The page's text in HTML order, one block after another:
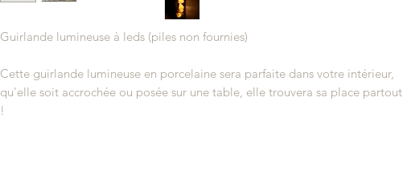
Guirlande lumineuse à leds (piles non fournies)
Cette guirlande lumineuse en porcelaine sera parfaite dans votre intérieur,
qu'elle soit accrochée ou posée sur une table, elle trouvera sa place partout
!